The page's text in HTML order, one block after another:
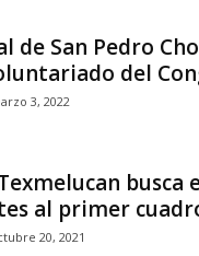
de San Pedro
del
3, 2022
al primer
20, 2021